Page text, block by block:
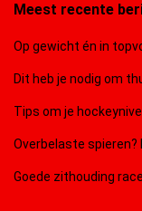
Meest recente
Op gewicht én in
Dit heb je nodig om
Tips om je
Overbelaste spieren?
Goede zithouding